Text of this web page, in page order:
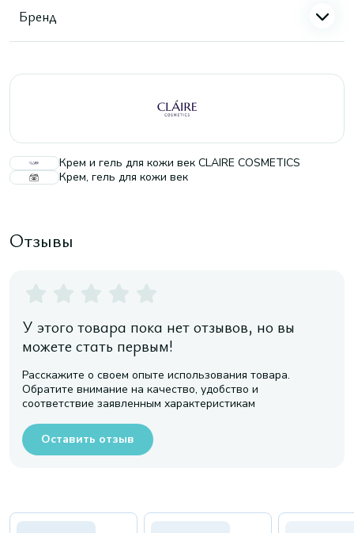
Бренд
Крем и гель для кожи век CLAIRE COSMETICS
Крем, гель для кожи век
Отзывы
У этого товара пока нет отзывов, но вы
можете стать первым!
Расскажите о своем опыте использования товара.
Обратите внимание на качество, удобство и
соответствие заявленным характеристикам
Оставить отзыв